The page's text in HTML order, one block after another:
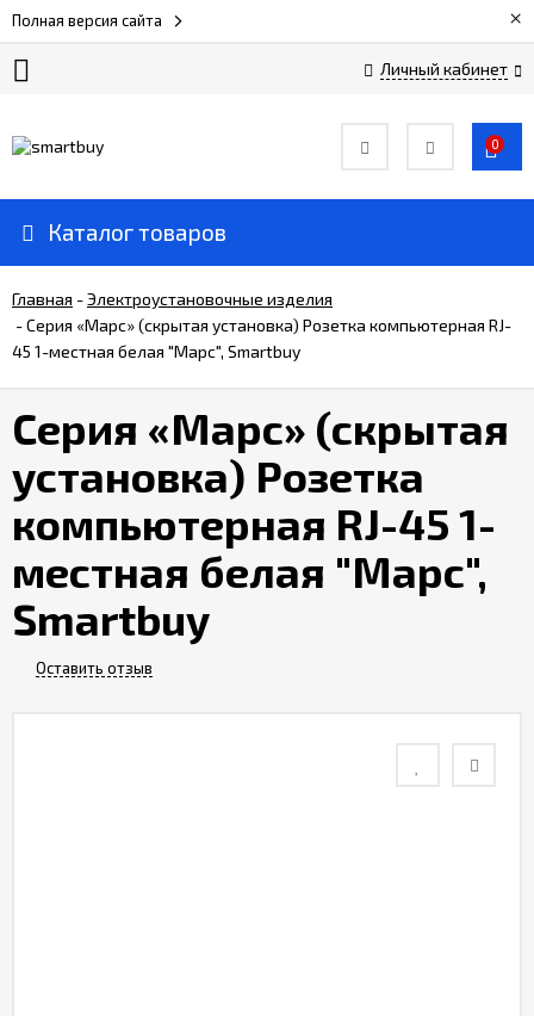
Полная версия сайта ×
Личный кабинет
Прайс-
Доставка
и
оплата
Контакты
Отзывы
0
Каталог товаров
Главная -Электроустановочные изделия
-Серия «Марс» (скрытая установка) Розетка компьютерная RJ-
45 1-местная белая "Марс", Smartbuy
Серия «Марс» (скрытая
установка) Розетка
компьютерная RJ-45 1-
местная белая "Марс",
Smartbuy
Оставить отзыв